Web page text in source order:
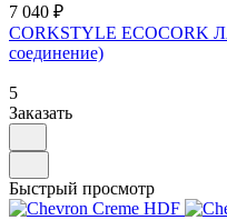
7 040 ₽
CORKSTYLE ECOCORK
соединение)
5
Заказать
Быстрый просмотр